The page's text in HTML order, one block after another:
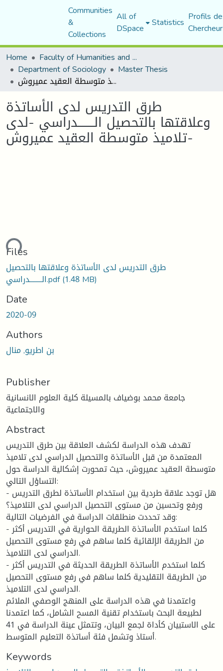
Communities
&
Collections
All of
DSpace Statistics Profils
Home
Faculty of Humanities and Social Sciences
Department of Sociology Master Thesis
طرق التدريس لدى الأساتذة وعلاقتها بالتحصيل الــــــــدراسي -لدى تلاميذ متوسطة العقيد عميروش-
طرق التدريس لدى الأساتذة
وعلاقتها بالتحصيل الــــــــدراسي -لدى
تلاميذ متوسطة العقيد عميروش-
Files
طرق التدريس لدى الأساتذة وعلاقتها بالتحصيل
الــــــــدراسي.pdf(1.48 MB)
Date
2020-09
Authors
بن اطريو, منال
Publisher
جامعة محمد بوضياف بالمسيلة كلية العلوم الانسانية
والاجتماعية
Abstract
تهدف هذه الدراسة لكشف العلاقة بين طرق التدريس
المعتمدة من قبل الأساتذة والتحصيل الدراسي لدى تلاميذ
متوسطة العقيد عميروش، حيث تمحورت إشكالية الدراسة حول
التساؤل التالي:
- هل توجد علاقة طردية بين استخدام الأساتذة لطرق التدريس
ورفع وتحسين من مستوى التحصيل الدراسي لدى التلاميذ؟
وقد تحددت منطلقات الدراسة في الفرضيات التالية:
- كلما استخدم الأساتذة الطريقة الحوارية في التدريس أكثر
من الطريقة الإلقائية كلما ساهم في رفع مستوى التحصيل
الدراسي لدى التلاميذ.
- كلما استخدم الأساتذة الطريقة الحديثة في التدريس أكثر
من الطريقة التقليدية كلما ساهم في رفع مستوى التحصيل
الدراسي لدى التلاميذ.
واعتمدنا في هذه الدراسة على المنهج الوصفي الملائم
لطبيعة البحث باستخدام تقنية المسح الشامل، كما اعتمدنا
على الاستبيان كأداة لجمع البيان، وتتمثل عينة الدراسة في 41
أستاذ وتشمل فئة أساتذة التعليم المتوسط.
Keywords